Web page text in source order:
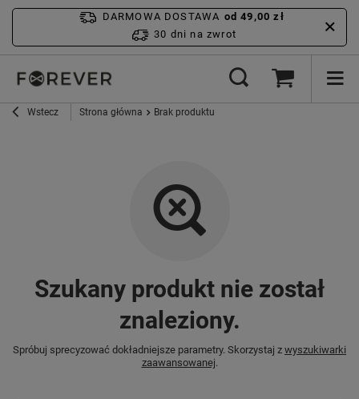
DARMOWA DOSTAWA od 49,00 zł
30 dni na zwrot
Wstecz Strona główna Brak produktu
Szukany produkt nie został
znaleziony.
Spróbuj sprecyzować dokładniejsze parametry. Skorzystaj z wyszukiwarki
zaawansowanej.